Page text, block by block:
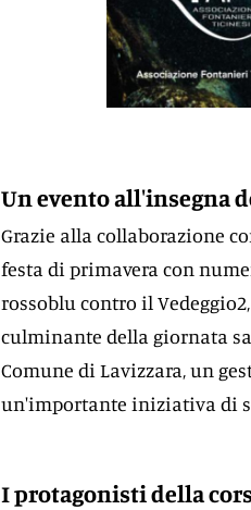
Un evento all'insegna
Grazie alla collaborazione
festa di primavera con
rossoblu contro il
culminante della giornata
Comune di Lavizzara, un
un'importante iniziativa di
I protagonisti della